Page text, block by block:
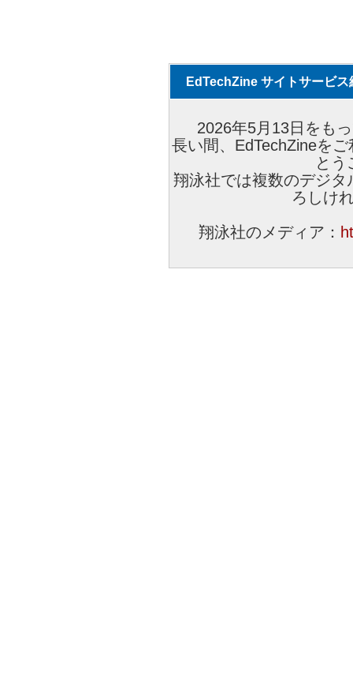
EdTechZine サイトサービス
2026年5月13日をも
長い間、EdTechZineを
とう
翔泳社では複数のデジ
ろしけ
翔泳社のメディア：